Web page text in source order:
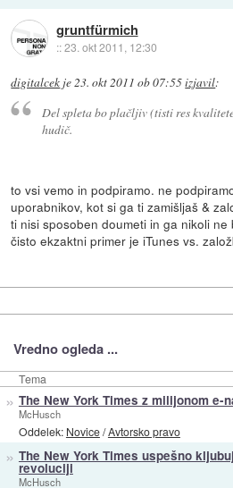
gruntfürmich
::23. okt 2011, 12:30
digitalcek je23. okt 2011 ob 07:55izjavil:
Del spleta bo plačljiv (tisti res
hudič.
to vsi vemo in podpiramo. ne
uporabnikov, kot si ga ti zamišljaš &
ti nisi sposoben doumeti in ga nikoli ne
čisto ekzaktni primer je iTunes vs.
Vredno ogleda ...
Tema
» The New York Times z milijonom e-
McHusch
Oddelek: Novice/Avtorsko pravo
» The New York Times uspešno
revoluciji
McHusch